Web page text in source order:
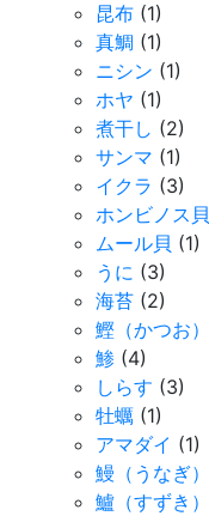
昆布 (1)
真鯛 (1)
ニシン (1)
ホヤ (1)
煮干し (2)
サンマ (1)
イクラ (3)
ホンビノス貝
ムール貝 (1)
うに (3)
海苔 (2)
鰹（かつお）
鯵 (4)
しらす (3)
牡蠣 (1)
アマダイ (1)
鰻（うなぎ）
鱸（すずき）